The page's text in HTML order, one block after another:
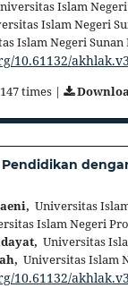
Islam
Islam Negeri
Islam Negeri
10.61132/
times |
Universitas
Islam Negeri
Universitas
Universitas Islam
10.61132/